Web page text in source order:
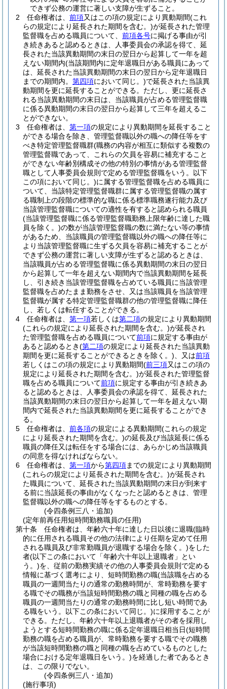
できず公務の運営に著しい支障が生ずること。
2
任命権者は、 前項又はこの項の規定により異動期間(これ
らの規定により延長された期間を含む。)が延長された管理
監督職を占める職員について、 前項各号に掲げる事由が引
き続きあると認めるときは、人事委員会の承認を得て、延
長された当該異動期間の末日の翌日から起算して一年を超
えない期間内(当該期間内に定年退職日がある職員にあって
は、延長された当該異動期間の末日の翌日から定年退職日
までの期間内。 第四項において同じ。)で延長された当該異
動期間を更に延長することができる。 ただし、更に延長さ
れる当該異動期間の末日は、当該職員が占める管理監督職
に係る異動期間の末日の翌日から起算して三年を超えるこ
とができない。
3
任命権者は、 第一項の規定により異動期間を延長すること
ができる場合を除き、管理監督職以外の職への降任等をす
べき特定管理監督職群(職務の内容が相互に類似する複数の
管理監督職であって、これらの欠員を容易に補充すること
ができない年齢別構成その他の特別の事情がある管理監督
職として人事委員会規則で定める管理監督職をいう。以下
この項において同じ。)に属する管理監督職を占める職員に
ついて、当該特定管理監督職群に属する管理監督職の属す
る職制上の段階の標準的な職に係る標準職務遂行能力及び
当該管理監督職についての適性を有すると認められる職員
(当該管理監督職に係る管理監督職勤務上限年齢に達した職
員を除く。)の数が当該管理監督職の数に満たない等の事情
があるため、当該職員の管理監督職以外の職への降任等に
より当該管理監督職に生ずる欠員を容易に補充することが
できず公務の運営に著しい支障が生ずると認めるときは、
当該職員が占める管理監督職に係る異動期間の末日の翌日
から起算して一年を超えない期間内で当該異動期間を延長
し、引き続き当該管理監督職を占めている職員に当該管理
監督職を占めたまま勤務をさせ、又は当該職員を当該管理
監督職が属する特定管理監督職群の他の管理監督職に降任
し、若しくは転任することができる。
4
任命権者は、 第一項若しくは第二項の規定により異動期間
(これらの規定により延長された期間を含む。)が延長され
た管理監督職を占める職員について前項に規定する事由が
あると認めるとき(第二項の規定により延長された当該異動
期間を更に延長することができるときを除く。) 、又は前項
若しくはこの項の規定により異動期間(前三項又はこの項の
規定により延長された期間を含む。)が延長された管理監督
職を占める職員について前項に規定する事由が引き続きあ
ると認めるときは、人事委員会の承認を得て、延長された
当該異動期間の末日の翌日から起算して一年を超えない期
間内で延長された当該異動期間を更に延長することができ
る。
5
任命権者は、 前各項の規定による異動期間(これらの規定
により延長された期間を含む。)の延長及び当該延長に係る
職員の降任又は転任をする場合には、あらかじめ当該職員
の同意を得なければならない。
6
任命権者は、 第一項から第四項までの規定により異動期間
(これらの規定により延長された期間を含む。)が延長され
た職員について、延長された当該異動期間の末日が到来す
る前に当該延長の事由がなくなったと認めるときは、管理
監督職以外の職への降任等をするものとする。
(令四条例三八・追加)
(定年前再任用短時間勤務職員の任用)
第十条
任命権者は、年齢六十年に達した日以後に退職(臨時
的に任用される職員その他の法律により任期を定めて任用
される職員及び非常勤職員が退職する場合を除く。)をした
者(以下この条において「年齢六十年以上退職者」とい
う。)を、従前の勤務実績その他の人事委員会規則で定める
情報に基づく選考により、短時間勤務の職(当該職を占める
職員の一週間当たりの通常の勤務時間が、常時勤務を要す
る職でその職務が当該短時間勤務の職と同種の職を占める
職員の一週間当たりの通常の勤務時間に比し短い時間であ
る職をいう。以下この条において同じ。)に採用することが
できる。 ただし、年齢六十年以上退職者がその者を採用し
ようとする短時間勤務の職に係る定年退職日相当日(短時間
勤務の職を占める職員が、常時勤務を要する職でその職務
が当該短時間勤務の職と同種の職を占めているものとした
場合における定年退職日をいう。)を経過した者であるとき
は、この限りでない。
(令四条例三八・追加)
(施行事項)